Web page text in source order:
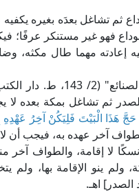
تشاغل بعدَه بغيره يكفيه
فهو غير مستنكر
إعادته مهما طال مكثه،
قال العلامة الكاساني
ثم تشاغل بمكة بعده لا
هَذَا الْبَيْتَ فَلِيَكُنْ آخِرُ
آخر عهده به، فيجب أن لا
لا إقامة، والطواف آخر
ينو الإقامة بها، ولم
اهـ.